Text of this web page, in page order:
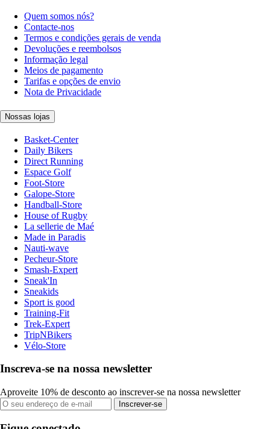
Quem somos nós?
Contacte-nos
Termos e condições gerais de venda
Devoluções e reembolsos
Informação legal
Meios de pagamento
Tarifas e opções de envio
Nota de Privacidade
Nossas lojas
Basket-Center
Daily Bikers
Direct Running
Espace Golf
Foot-Store
Galope-Store
Handball-Store
House of Rugby
La sellerie de Maé
Made in Paradis
Nauti-wave
Pecheur-Store
Smash-Expert
Sneak'In
Sneakids
Sport is good
Training-Fit
Trek-Expert
TripNBikers
Vélo-Store
Inscreva-se na nossa newsletter
Aproveite 10% de desconto ao inscrever-se na nossa newsletter
Inscrever-se